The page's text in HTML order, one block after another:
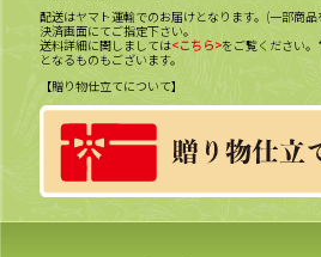
配送はヤマト運輸でのお届けとなります。(一部商
決済画面にてご指定下さい。
送料詳細に関しましては<こちら>をご覧ください
となるものもございます。
【贈り物仕立てについて】